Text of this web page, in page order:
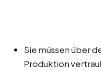
Sie müssen über
Produktion